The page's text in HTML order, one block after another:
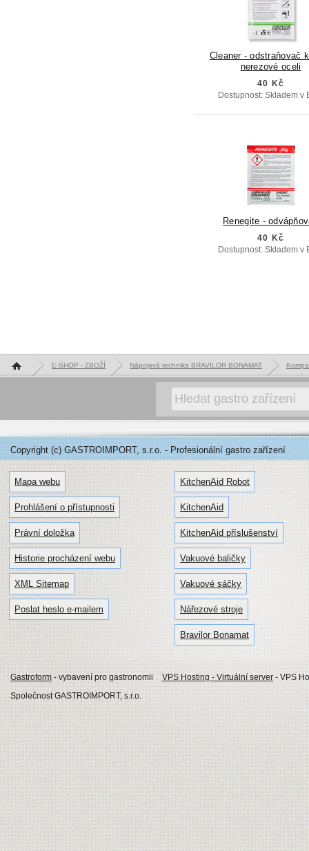
Cleaner - odstraňovač
nerezové oceli
40 Kč
Dostupnost: Skladem v
Renegite -
40 Kč
Dostupnost: Skladem v
Hlavní stránka E-SHOP - ZBOŽÍ Nápojová technika BRAVILOR BONAMAT
Copyright (c) GASTROIMPORT, s.r.o. - Profesionální gastro zařízení
Mapa webu
Prohlášení o přístupnosti
Právní doložka
Historie procházení webu
XML Sitemap
Poslat heslo e-mailem
KitchenAid Robot
KitchenAid
KitchenAid příslušenství
Vakuové baličky
Vakuové sáčky
Nářezové stroje
Bravilor Bonamat
Gastroform - vybavení pro gastronomii VPS Hosting - Virtuální server - VPS
Společnost GASTROIMPORT, s.r.o.